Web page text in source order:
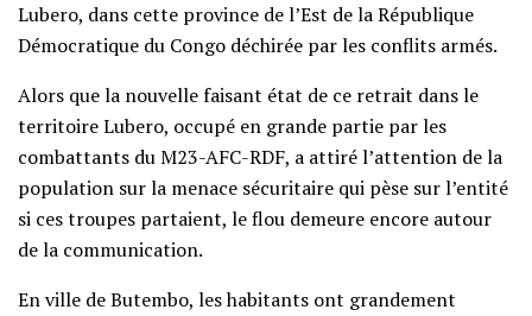
Lubero, dans cette province de l’Est de la République
Démocratique du Congo déchirée par les conflits armés.
Alors que la nouvelle faisant état de ce retrait dans le
territoire Lubero, occupé en grande partie par les
combattants du M23-AFC-RDF, a attiré l’attention de la
population sur la menace sécuritaire qui pèse sur l’entité
si ces troupes partaient, le flou demeure encore autour
de la communication.
En ville de Butembo, les habitants ont grandement